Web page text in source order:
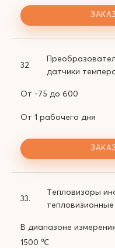
32.
датчики
От -75 до 600
От 1 рабочего дня
33.
Тепловизоры
тепловизионные
В диапазоне
1500 ℃